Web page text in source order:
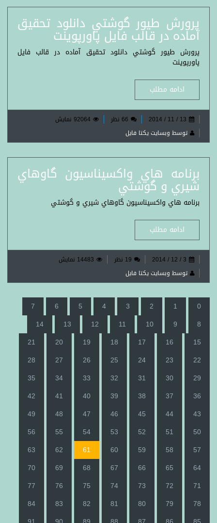
پرورش طيور گوشتي دانلود تحقيق
آماده در قالب فايل پاورپوينت
پرورش طيور گوشتي دانلود تحقيق آماده در قالب فايل
پاورپوينت
ادامه مطلب
13 / 11 / 2014 66 نظر
92064 نمایش
توسط وبسایت یکتا فایل
برنامه هاي واكسيناسيون گاوهاي
شيري و گوشتي
برنامه هاي واكسيناسيون گاوهاي شيري و گوشتي
ادامه مطلب
3 / 12 / 2014 19 نظر
14483 نمایش
توسط وبسایت یکتا فایل
0
1
2
3
4
5
6
7
8
9
10
11
12
13
14
15
16
17
18
19
20
21
22
23
24
25
26
27
28
29
30
31
32
33
34
35
36
37
38
39
40
41
42
43
44
45
46
47
48
49
50
51
52
53
54
55
56
57
58
59
60
61
62
63
64
65
66
67
68
69
70
71
72
73
74
75
76
77
78
79
80
81
82
83
84